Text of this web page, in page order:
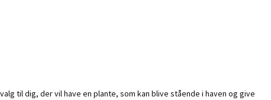
til dig, der vil have en plante, som kan blive stående i haven og give